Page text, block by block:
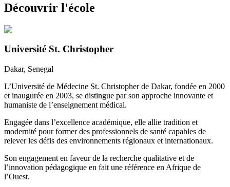
Découvrir l'école
Université St. Christopher
Dakar, Senegal
L’Université de Médecine St. Christopher de Dakar, fondée en 2000
et inaugurée en 2003, se distingue par son approche innovante et
humaniste de l’enseignement médical.
Engagée dans l’excellence académique, elle allie tradition et
modernité pour former des professionnels de santé capables de
relever les défis des environnements régionaux et internationaux.
Son engagement en faveur de la recherche qualitative et de
l’innovation pédagogique en fait une référence en Afrique de
l’Ouest.